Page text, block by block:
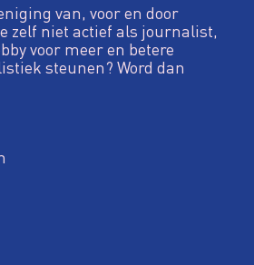
van, voor en door
zelf niet actief als journalist,
voor meer en betere
steunen? Word dan